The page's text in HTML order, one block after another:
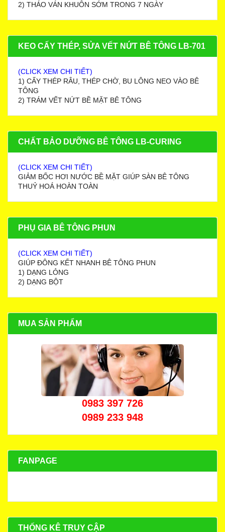
2) THÁO VÁN KHUÔN SỚM TRONG 7 NGÀY
KEO CẤY THÉP, SỬA VẾT NỨT BÊ TÔNG LB-701
(CLICK XEM CHI TIẾT)
1) CẤY THÉP RÂU, THÉP CHỜ, BU LÔNG NEO VÀO BÊ
TÔNG
2) TRÁM VẾT NỨT BỀ MẶT BÊ TÔNG
CHẤT BẢO DƯỠNG BÊ TÔNG LB-CURING
(CLICK XEM CHI TIẾT)
GIẢM BỐC HƠI NƯỚC BỀ MẶT GIÚP SÀN BÊ TÔNG
THUỶ HOÁ HOÀN TOÀN
PHỤ GIA BÊ TÔNG PHUN
(CLICK XEM CHI TIẾT)
GIÚP ĐÔNG KẾT NHANH BÊ TÔNG PHUN
1) DẠNG LỎNG
2) DẠNG BỘT
MUA SẢN PHẨM
0983 397 726
0989 233 948
FANPAGE
THỐNG KÊ TRUY CẬP